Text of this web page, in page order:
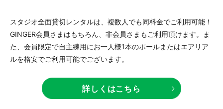
スタジオ全面貸切レンタルは、複数人でも同料金でご利用可能！
GINGER会員さまはもちろん、非会員さまもご利用頂けます。ま
た、会員限定で自主練用にお一人様1本のポールまたはエアリア
ルを格安でご利用可能でございます。
詳しくはこちら